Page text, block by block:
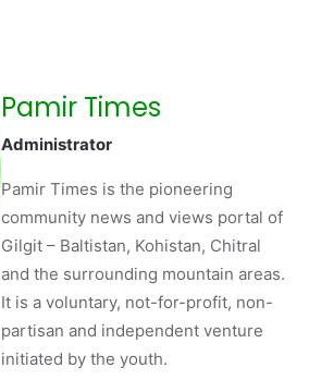
Pamir Times
Administrator
Pamir Times is the pioneering
community news and views portal of
Gilgit – Baltistan, Kohistan, Chitral
and the surrounding mountain areas.
It is a voluntary, not-for-profit, non-
partisan and independent venture
initiated by the youth.